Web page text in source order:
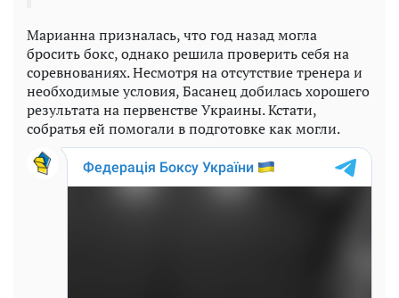
Марианна призналась, что год назад могла
бросить бокс, однако решила проверить себя на
соревнованиях. Несмотря на отсутствие тренера и
необходимые условия, Басанец добилась хорошего
результата на первенстве Украины. Кстати,
собратья ей помогали в подготовке как могли.